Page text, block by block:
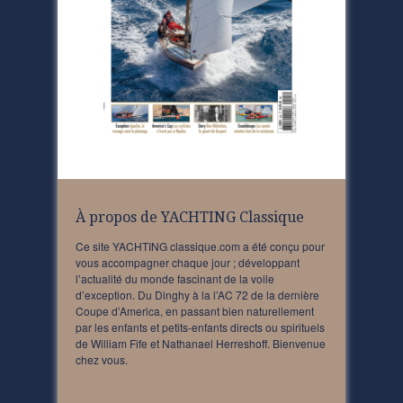
À propos de YACHTING Classique
Ce site YACHTING classique.com a été conçu pour
vous accompagner chaque jour ; développant
l’actualité du monde fascinant de la voile
d’exception. Du Dinghy à la l’AC 72 de la dernière
Coupe d’America, en passant bien naturellement
par les enfants et petits-enfants directs ou spirituels
de William Fife et Nathanael Herreshoff. Bienvenue
chez vous.